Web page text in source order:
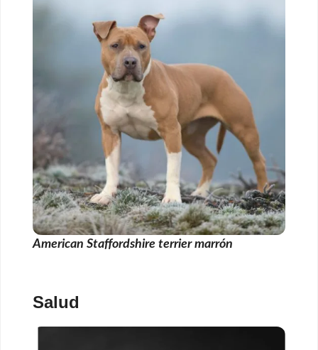
American Staffordshire terrier marrón
Salud